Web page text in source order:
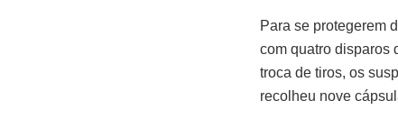
Para se protegerem
com quatro disparos
troca de tiros, os
recolheu nove